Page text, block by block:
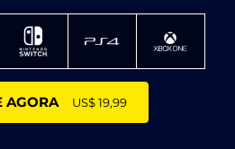
AGORA US$ 19,99